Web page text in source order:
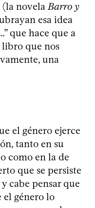
(la novelaBarro y
esa idea
que hace que a
que nos
una
el género ejerce
tanto en su
como en la de
que se persiste
cabe pensar que
el género lo